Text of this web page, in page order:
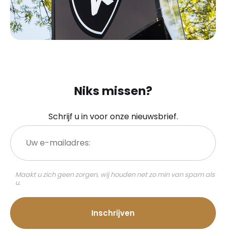
Niks missen?
Schrijf u in voor onze nieuwsbrief.
Uw
e-
mailadres:
Maakt u zich geen zorgen, wij houden net zo min van spam als
u.